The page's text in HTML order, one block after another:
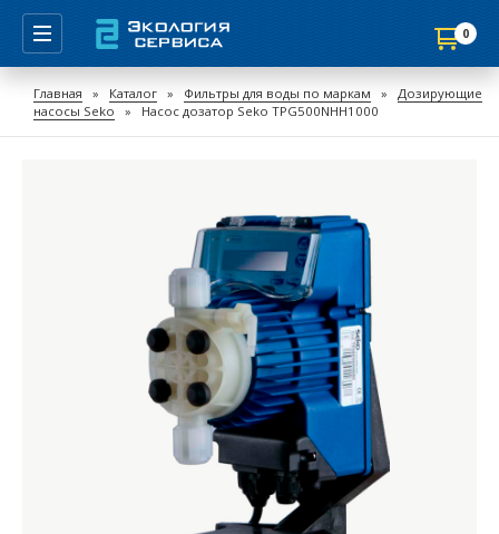
0
Главная » Каталог » Фильтры для воды по маркам »
Дозирующие
насосы Seko
» Насос дозатор Seko TPG500NHH1000